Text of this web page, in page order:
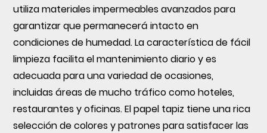
utiliza materiales impermeables avanzados para
garantizar que permanecerá intacto en
condiciones de humedad. La característica de fácil
limpieza facilita el mantenimiento diario y es
adecuada para una variedad de ocasiones,
incluidas áreas de mucho tráfico como hoteles,
restaurantes y oficinas. El papel tapiz tiene una rica
selección de colores y patrones para satisfacer las